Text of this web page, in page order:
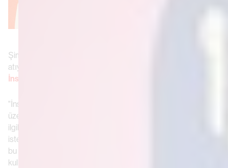
‍Şimdi de
atıyorsunuz.
İnsanların ne hissetmesini istiyorsunuz?
"İnsanlar ve bitkiler aracılığıyla ilişkiler hakkında analojiler
üzerinde çalışıyordum. Bu çalışma şekli ile tamamen ateşle
ilgili olan Cricket Lighters arasında ince bir bağlantı kurmak
istedim. Birbirimize yaslandığımızda kendimizi gösteririz. Ve
bu bağlı kalpte açan duyguları temsil etmek için çiçekleri
kullanma fikrini buldum - içte açan ve dışarıya ifade edilen